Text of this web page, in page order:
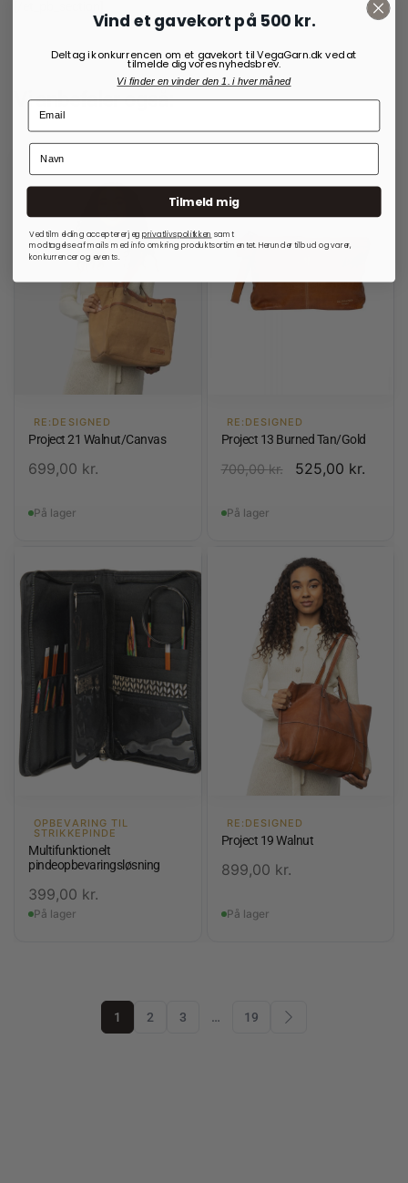
Vi anbefaler også:
RE:DESIGNED
Project 21 Walnut/Canvas
699,00 kr.
På lager
RE:DESIGNED
Project 13 Burned Tan/Gold
700,00kr. 525,00 kr.
På lager
OPBEVARING TIL
STRIKKEPINDE
Multifunktionelt
pindeopbevaringsløsning
399,00 kr.
På lager
RE:DESIGNED
Project 19 Walnut
899,00 kr.
På lager
1 2 3 … 19
Vind et gavekort på 500 kr.
Deltag i konkurrencen om et gavekort til VegaGarn.dk ved at
tilmelde dig vores nyhedsbrev.
Vi finder en vinder den 1. i hver måned
Tilmeld mig
Ved tilmelding accepterer jegprivatlivspolitkken samt
modtagelse af mails med info omkring produktsortimentet. Herunder tilbud og varer,
konkurrencer og events.